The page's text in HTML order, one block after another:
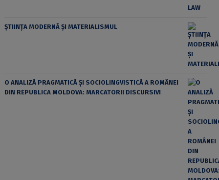
ȘTIINȚA MODERNĂ ȘI MATERIALISMUL
O ANALIZĂ PRAGMATICĂ ȘI SOCIOLINGVISTICĂ A ROMÂNEI
DIN REPUBLICA MOLDOVA: MARCATORII DISCURSIVI